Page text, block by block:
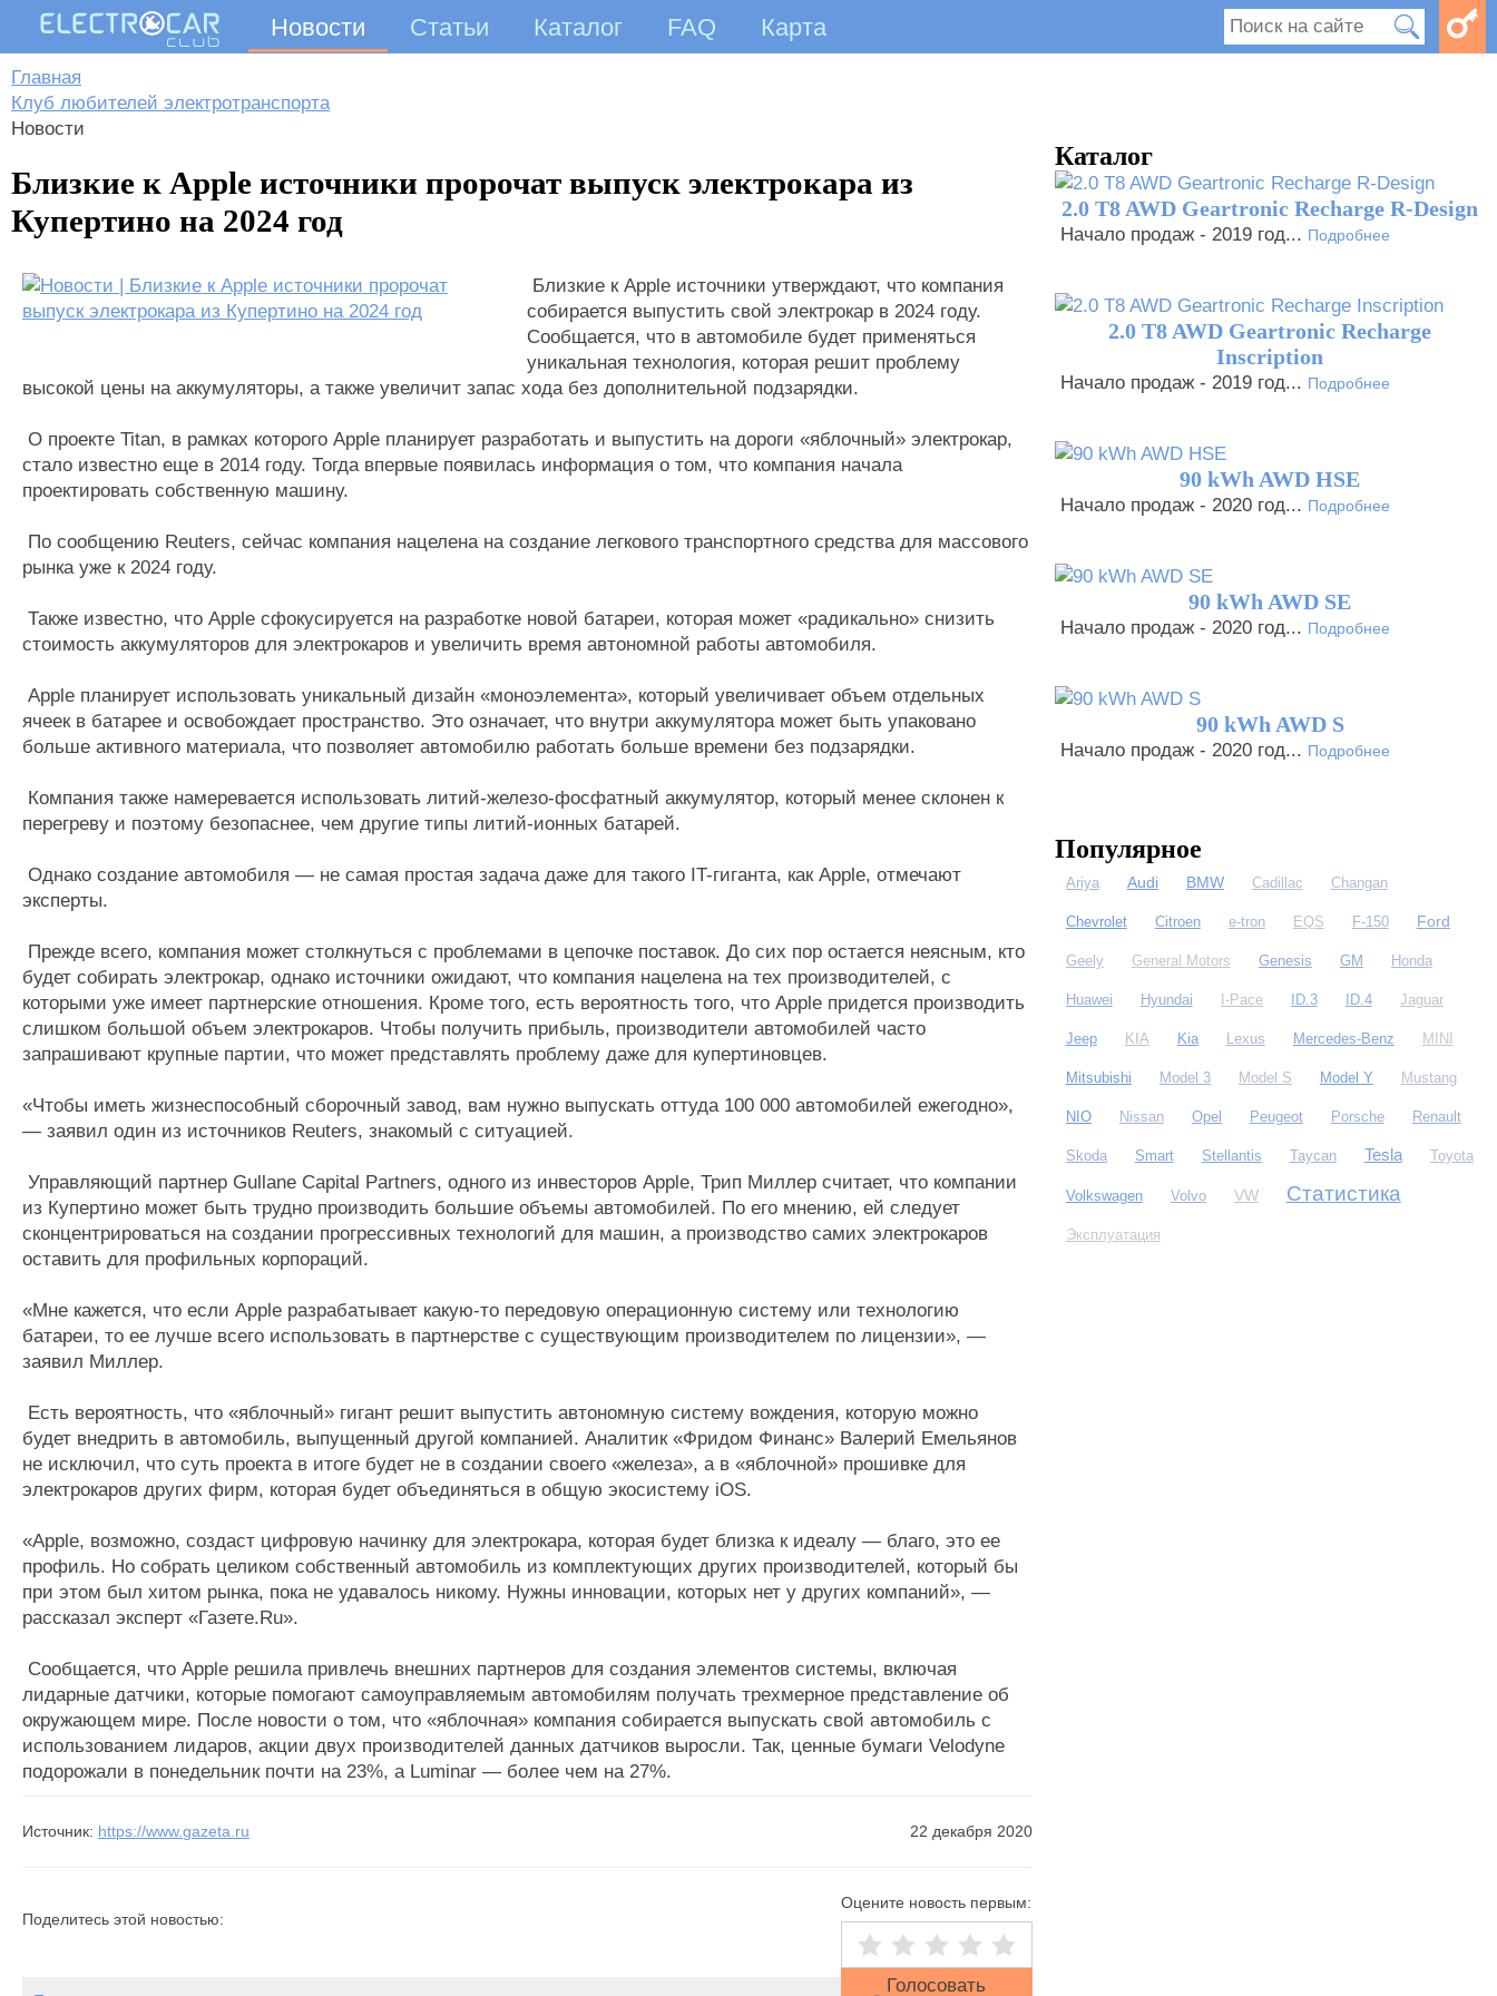
Новости Статьи Каталог FAQ Карта
Главная
Клуб любителей электротранспорта
Новости
Близкие к Apple источники пророчат выпуск электрокара из
Купертино на 2024 год
Близкие к Apple источники утверждают, что компания
собирается выпустить свой электрокар в 2024 году.
Сообщается, что в автомобиле будет применяться
уникальная технология, которая решит проблему
высокой цены на аккумуляторы, а также увеличит запас хода без дополнительной подзарядки.
О проекте Titan, в рамках которого Apple планирует разработать и выпустить на дороги «яблочный» электрокар,
стало известно еще в 2014 году. Тогда впервые появилась информация о том, что компания начала
проектировать собственную машину.
По сообщению Reuters, сейчас компания нацелена на создание легкового транспортного средства для массового
рынка уже к 2024 году.
Также известно, что Apple сфокусируется на разработке новой батареи, которая может «радикально» снизить
стоимость аккумуляторов для электрокаров и увеличить время автономной работы автомобиля.
Apple планирует использовать уникальный дизайн «моноэлемента», который увеличивает объем отдельных
ячеек в батарее и освобождает пространство. Это означает, что внутри аккумулятора может быть упаковано
больше активного материала, что позволяет автомобилю работать больше времени без подзарядки.
Компания также намеревается использовать литий-железо-фосфатный аккумулятор, который менее склонен к
перегреву и поэтому безопаснее, чем другие типы литий-ионных батарей.
Однако создание автомобиля — не самая простая задача даже для такого IT-гиганта, как Apple, отмечают
эксперты.
Прежде всего, компания может столкнуться с проблемами в цепочке поставок. До сих пор остается неясным, кто
будет собирать электрокар, однако источники ожидают, что компания нацелена на тех производителей, с
которыми уже имеет партнерские отношения. Кроме того, есть вероятность того, что Apple придется производить
слишком большой объем электрокаров. Чтобы получить прибыль, производители автомобилей часто
запрашивают крупные партии, что может представлять проблему даже для купертиновцев.
«Чтобы иметь жизнеспособный сборочный завод, вам нужно выпускать оттуда 100 000 автомобилей ежегодно»,
— заявил один из источников Reuters, знакомый с ситуацией.
Управляющий партнер Gullane Capital Partners, одного из инвесторов Apple, Трип Миллер считает, что компании
из Купертино может быть трудно производить большие объемы автомобилей. По его мнению, ей следует
сконцентрироваться на создании прогрессивных технологий для машин, а производство самих электрокаров
оставить для профильных корпораций.
«Мне кажется, что если Apple разрабатывает какую-то передовую операционную систему или технологию
батареи, то ее лучше всего использовать в партнерстве с существующим производителем по лицензии», —
заявил Миллер.
Есть вероятность, что «яблочный» гигант решит выпустить автономную систему вождения, которую можно
будет внедрить в автомобиль, выпущенный другой компанией. Аналитик «Фридом Финанс» Валерий Емельянов
не исключил, что суть проекта в итоге будет не в создании своего «железа», а в «яблочной» прошивке для
электрокаров других фирм, которая будет объединяться в общую экосистему iOS.
«Apple, возможно, создаст цифровую начинку для электрокара, которая будет близка к идеалу — благо, это ее
профиль. Но собрать целиком собственный автомобиль из комплектующих других производителей, который бы
при этом был хитом рынка, пока не удавалось никому. Нужны инновации, которых нет у других компаний», —
рассказал эксперт «Газете.Ru».
Сообщается, что Apple решила привлечь внешних партнеров для создания элементов системы, включая
лидарные датчики, которые помогают самоуправляемым автомобилям получать трехмерное представление об
окружающем мире. После новости о том, что «яблочная» компания собирается выпускать свой автомобиль с
использованием лидаров, акции двух производителей данных датчиков выросли. Так, ценные бумаги Velodyne
подорожали в понедельник почти на 23%, а Luminar — более чем на 27%.
22 декабря 2020
Источник: https://www.gazeta.ru
Оцените новость первым:
Поделитесь этой новостью:
Каталог
2.0 T8 AWD Geartronic Recharge R-Design
Начало продаж - 2019 год... Подробнее
2.0 T8 AWD Geartronic Recharge
Inscription
Начало продаж - 2019 год... Подробнее
90 kWh AWD HSE
Начало продаж - 2020 год... Подробнее
90 kWh AWD SE
Начало продаж - 2020 год... Подробнее
90 kWh AWD S
Начало продаж - 2020 год... Подробнее
Популярное
Ariya Audi BMW Cadillac Changan
Chevrolet Citroen e-tron EQS F-150 Ford
Geely General Motors Genesis GM Honda
Huawei Hyundai I-Pace ID.3 ID.4 Jaguar
Jeep KIA Kia Lexus Mercedes-Benz MINI
Mitsubishi Model 3 Model S Model Y Mustang
NIO Nissan Opel Peugeot Porsche Renault
Skoda Smart Stellantis Taycan Tesla Toyota
Volkswagen Volvo VW Статистика
Эксплуатация